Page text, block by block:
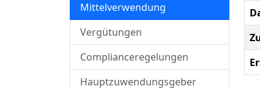
Mittelverwendung
Vergütungen
Complianceregelungen
Hauptzuwendungsgeber